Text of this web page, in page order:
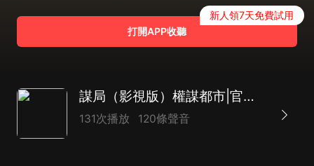
打開APP收聽
新人領7天免費試用
謀局（影視版）權謀都市|官場風雲|精品VIP小說
131次播放 120條聲音